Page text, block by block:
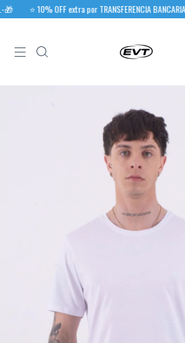
⭐️ 10% OFF extra por TRANSFERENCIA BANCARIA⭐️